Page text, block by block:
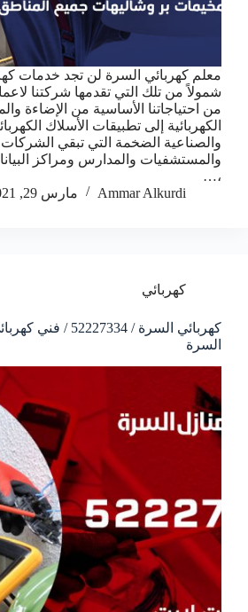
معلم كهربائي السرة لن تجد خدمات
شمولاً من تلك التي تقدمها شركتنا
من احتياجاتنا الأساسية من الإضاءة
الكهربائية إلى تطبيقات الأسلاك
والصناعية الضخمة التي تبقي الشركات
والمستشفيات والمدارس ومراكز
،…
Ammar Alkurdi
مارس 29, 2021
كهربائي
كهربائي السرة / 52227334
السرة